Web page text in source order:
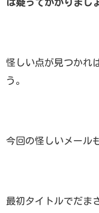
は疑ってかかりまし
怪しい点が見つかれ
う。
今回の怪しいメール
最初タイトルでだま